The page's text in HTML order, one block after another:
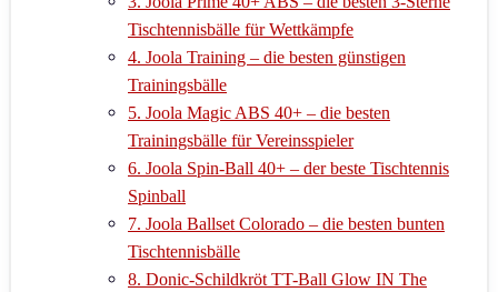
Tischtennisbälle für Wettkämpfe
4. Joola Training – die besten günstigen
Trainingsbälle
5. Joola Magic ABS 40+ – die besten
Trainingsbälle für Vereinsspieler
6. Joola Spin-Ball 40+ – der beste Tischtennis
Spinball
7. Joola Ballset Colorado – die besten bunten
Tischtennisbälle
8. Donic-Schildkröt TT-Ball Glow IN The